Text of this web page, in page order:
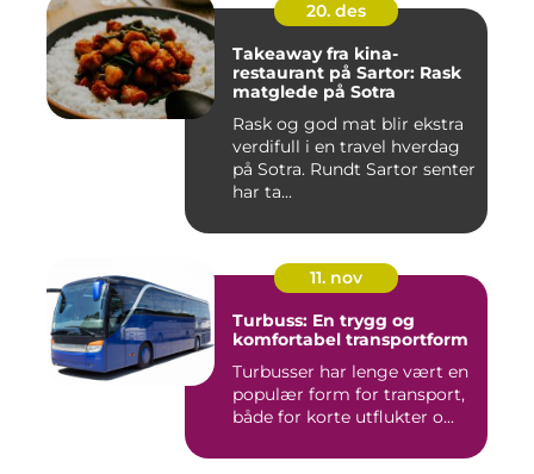
20. des
Takeaway fra kina-
restaurant på Sartor: Rask
matglede på Sotra
Rask og god mat blir ekstra
verdifull i en travel hverdag
på Sotra. Rundt Sartor senter
har ta...
11. nov
Turbuss: En trygg og
komfortabel transportform
Turbusser har lenge vært en
populær form for transport,
både for korte utflukter o...